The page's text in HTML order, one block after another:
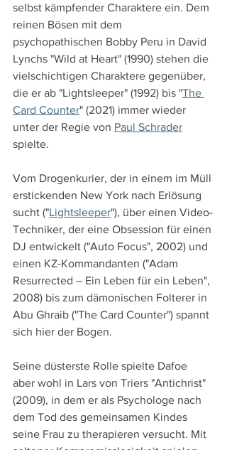
selbst kämpfender Charaktere ein. Dem
reinen Bösen mit dem
psychopathischen Bobby Peru in David
Lynchs "Wild at Heart" (1990) stehen die
vielschichtigen Charaktere gegenüber,
die er ab "Lightsleeper" (1992) bis "The
Card Counter" (2021) immer wieder
unter der Regie von Paul Schrader
spielte.
Vom Drogenkurier, der in einem im Müll
erstickenden New York nach Erlösung
sucht ("Lightsleeper"), über einen Video-
Techniker, der eine Obsession für einen
DJ entwickelt ("Auto Focus", 2002) und
einen KZ-Kommandanten ("Adam
Resurrected – Ein Leben für ein Leben",
2008) bis zum dämonischen Folterer in
Abu Ghraib ("The Card Counter") spannt
sich hier der Bogen.
Seine düsterste Rolle spielte Dafoe
aber wohl in Lars von Triers "Antichrist"
(2009), in dem er als Psychologe nach
dem Tod des gemeinsamen Kindes
seine Frau zu therapieren versucht. Mit